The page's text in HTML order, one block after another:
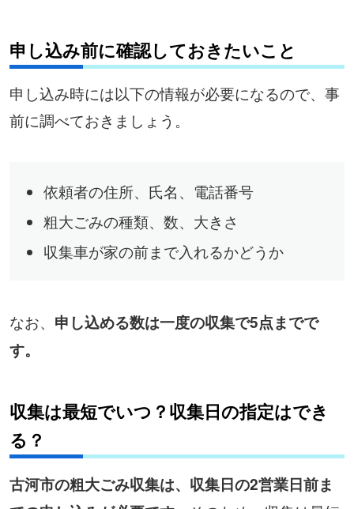
申し込み前に確認しておきたいこと
申し込み時には以下の情報が必要になるので、事
前に調べておきましょう。
依頼者の住所、氏名、電話番号
粗大ごみの種類、数、大きさ
収集車が家の前まで入れるかどうか
なお、 申し込める数は一度の収集で5点までで
す。
収集は最短でいつ？収集日の指定はでき
る？
古河市の粗大ごみ収集は、収集日の2営業日前ま